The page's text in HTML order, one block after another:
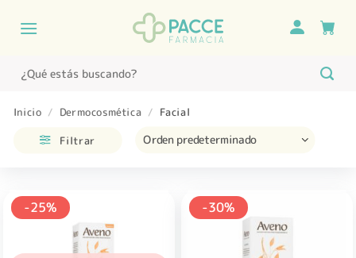
Buscar
por:
Inicio / Dermocosmética / Facial
Filtrar
-25% -30%